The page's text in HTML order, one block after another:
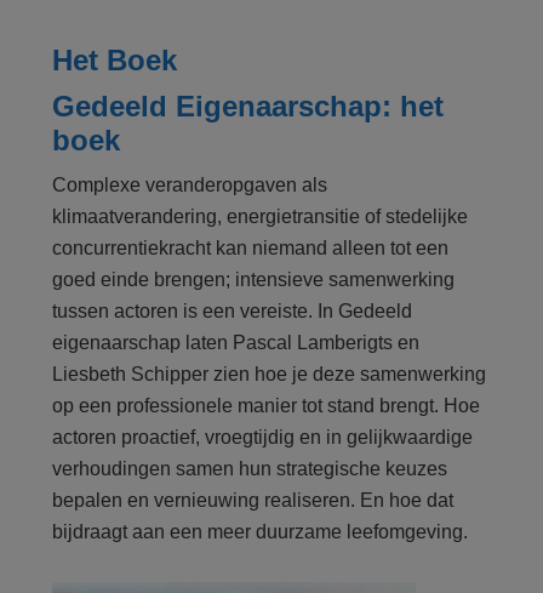
Het Boek
Gedeeld Eigenaarschap: het
boek
Complexe veranderopgaven als
klimaatverandering, energietransitie of stedelijke
concurrentiekracht kan niemand alleen tot een
goed einde brengen; intensieve samenwerking
tussen actoren is een vereiste. In Gedeeld
eigenaarschap laten Pascal Lamberigts en
Liesbeth Schipper zien hoe je deze samenwerking
op een professionele manier tot stand brengt. Hoe
actoren proactief, vroegtijdig en in gelijkwaardige
verhoudingen samen hun strategische keuzes
bepalen en vernieuwing realiseren. En hoe dat
bijdraagt aan een meer duurzame leefomgeving.